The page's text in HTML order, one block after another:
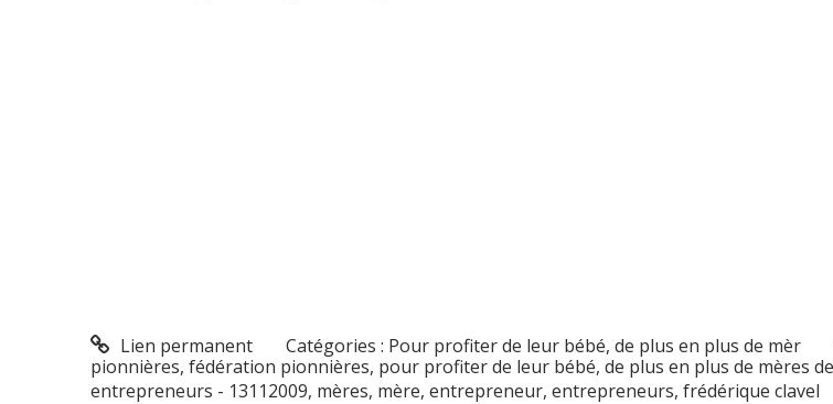
Lien permanent Catégories : Pour profiter de leur bébé, de plus en plus de mèr
pionnières, fédération pionnières, pour profiter de leur bébé, de plus en plus de mères
entrepreneurs - 13112009, mères, mère, entrepreneur, entrepreneurs, frédérique clavel